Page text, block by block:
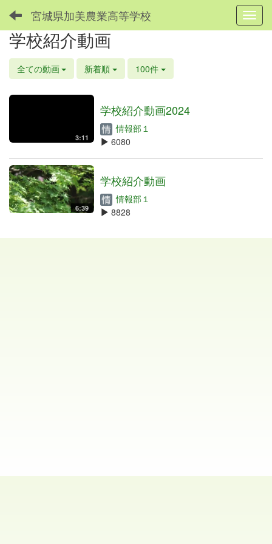
宮城県加美農業高等学校
学校紹介動画
全ての動画 新着順 100件
3:11
学校紹介動画2024
情報部１
6080
6:39
学校紹介動画
情報部１
8828